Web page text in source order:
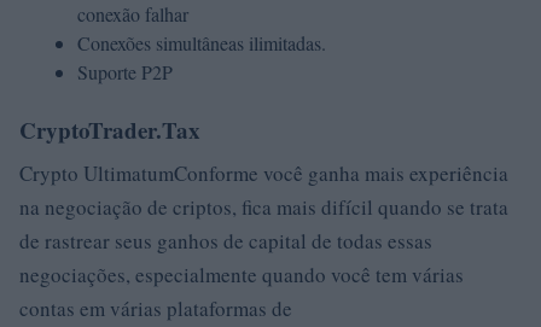
conexão falhar
Conexões simultâneas ilimitadas.
Suporte P2P
CryptoTrader.Tax
Crypto UltimatumConforme você ganha mais experiência
na negociação de criptos, fica mais difícil quando se trata
de rastrear seus ganhos de capital de todas essas
negociações, especialmente quando você tem várias
contas em várias plataformas de